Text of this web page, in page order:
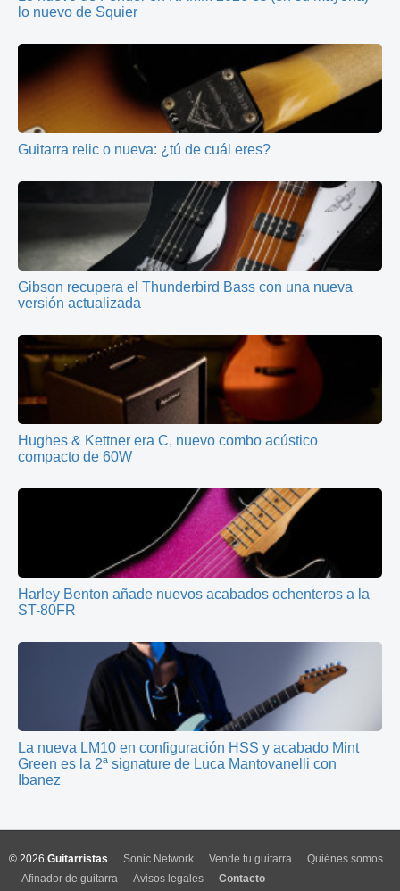
lo nuevo de Squier
Guitarra relic o nueva: ¿tú de cuál eres?
Gibson recupera el Thunderbird Bass con una nueva
versión actualizada
Hughes & Kettner era C, nuevo combo acústico
compacto de 60W
Harley Benton añade nuevos acabados ochenteros a la
ST-80FR
La nueva LM10 en configuración HSS y acabado Mint
Green es la 2ª signature de Luca Mantovanelli con
Ibanez
© 2026 Guitarristas Sonic Network Vende tu guitarra
Quiénes somos
Afinador de guitarra
Avisos legales Contacto